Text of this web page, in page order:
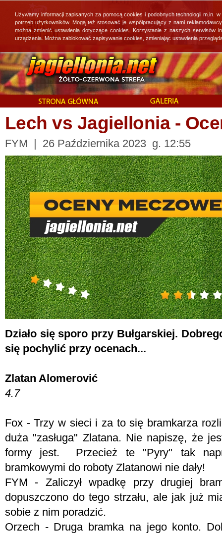
Lech vs Jagiellonia -
FYM | 26 Października 2023 g. 12:55
Działo się sporo przy Bułgarskiej.
się pochylić przy ocenach...
Zlatan Alomerović
4.7
Fox - Trzy w sieci i za to się bramkarza
duża "zasługa" Zlatana. Nie napiszę, że
formy jest. Przecież te "Pyry" tak
bramkowymi do roboty Zlatanowi nie dały!
FYM - Zaliczył wpadkę przy drugiej
dopuszczono do tego strzału, ale jak już
sobie z nim poradzić.
Orzech - Druga bramka na jego konto.
Używamy informacji zapisanych za pomocą cookies i podobnych technologii
potrzeb użytkowników. Mogą też stosować je współpracujący z nami
można zmienić ustawienia dotyczące cookies. Korzystanie z naszych
urządzenia. Można zablokować zapisywanie cookies, zmieniając ustawienia